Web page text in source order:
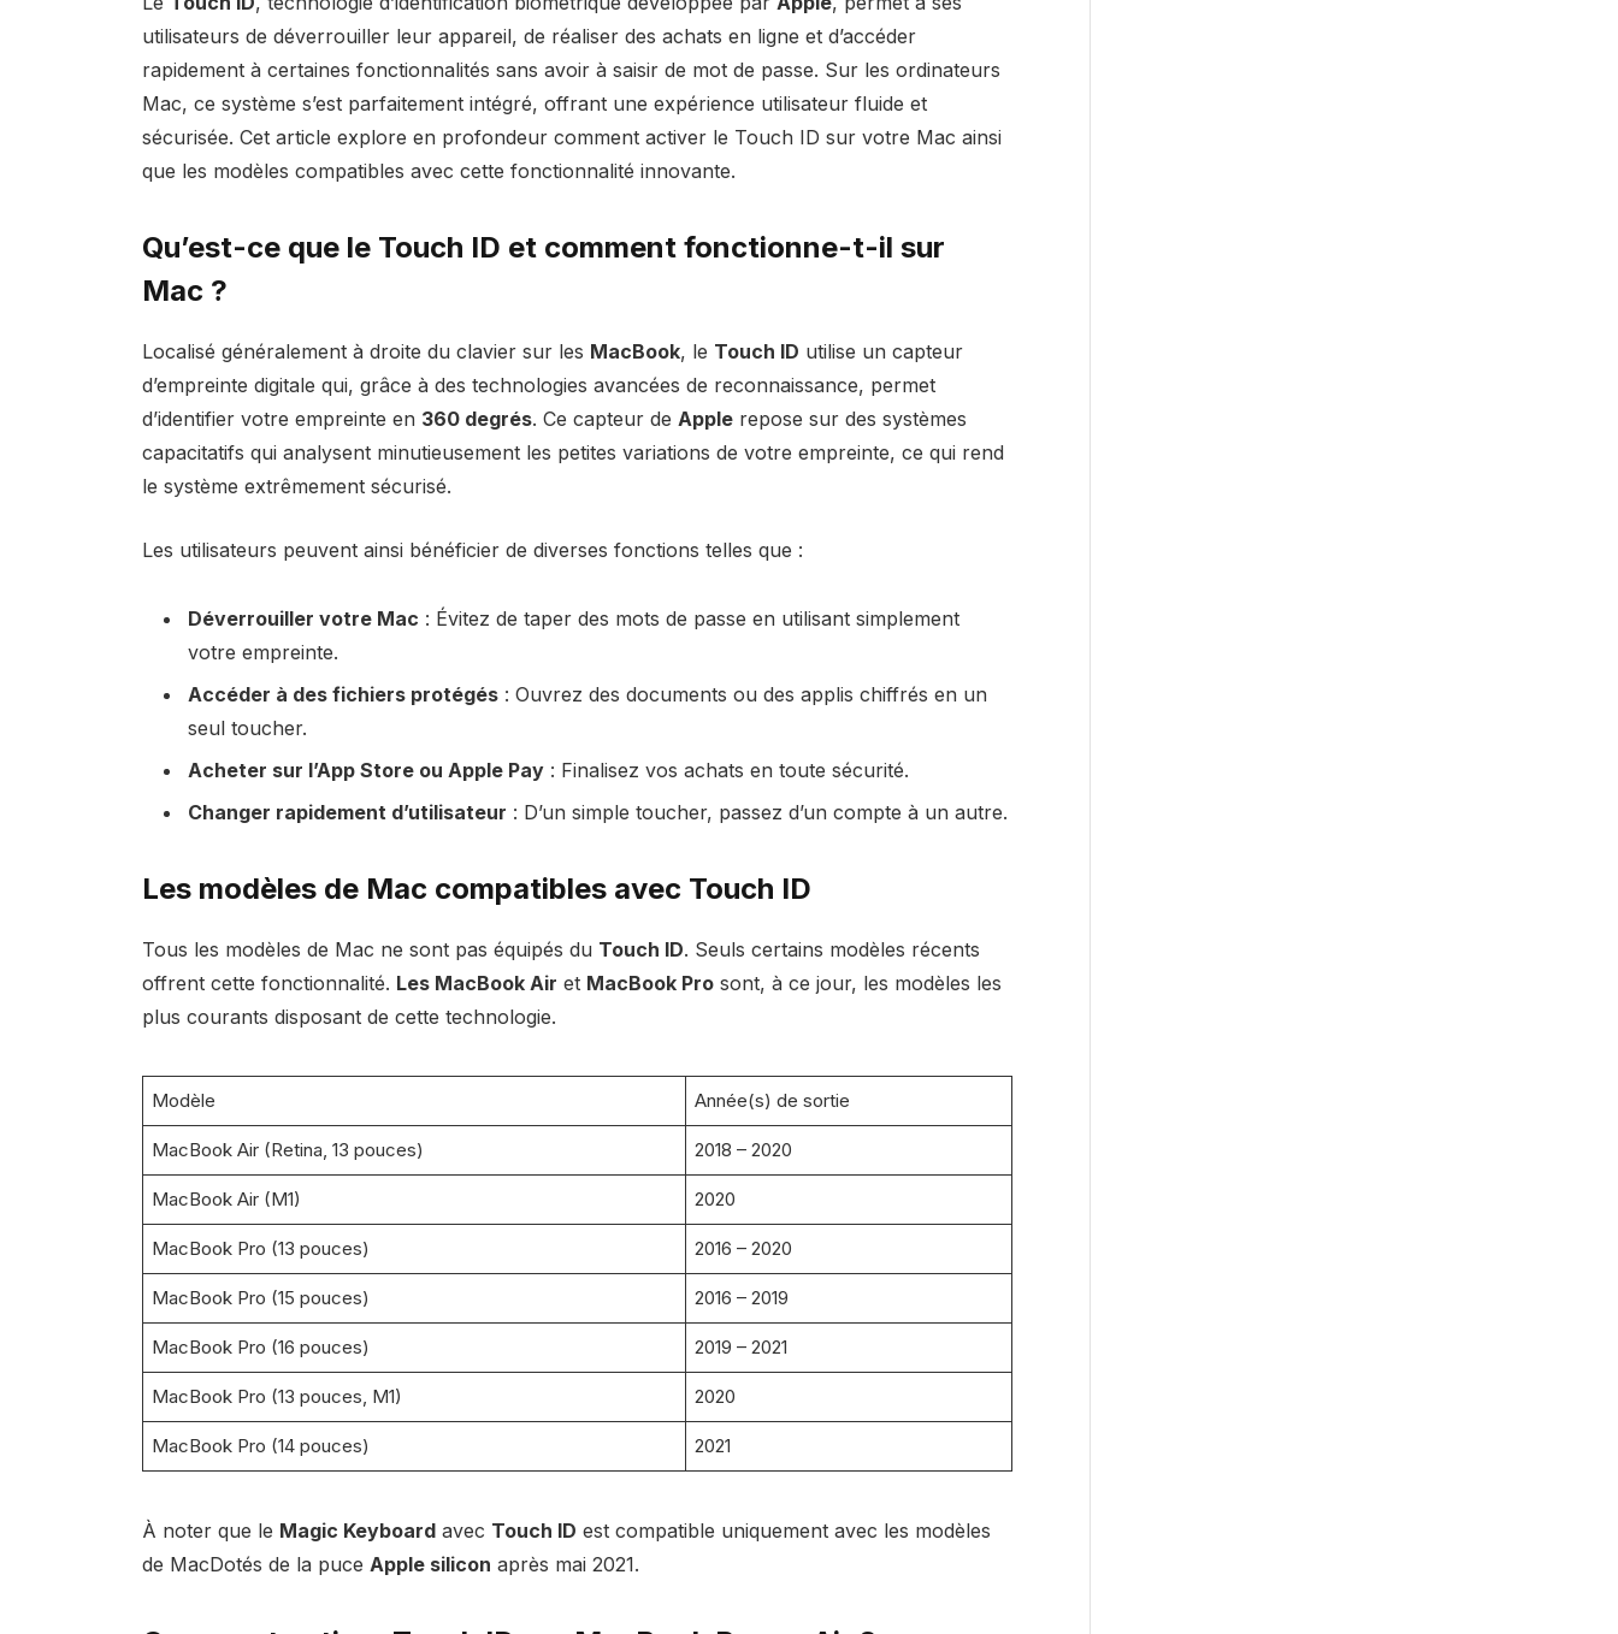
utilisateurs de déverrouiller leur appareil, de réaliser des achats en ligne et d’accéder
rapidement à certaines fonctionnalités sans avoir à saisir de mot de passe. Sur les ordinateurs
Mac, ce système s’est parfaitement intégré, offrant une expérience utilisateur fluide et
sécurisée. Cet article explore en profondeur comment activer le Touch ID sur votre Mac ainsi
que les modèles compatibles avec cette fonctionnalité innovante.
Qu’est-ce que le Touch ID et comment fonctionne-t-il sur
Mac ?
Localisé généralement à droite du clavier sur les MacBook, le Touch ID utilise un capteur
d’empreinte digitale qui, grâce à des technologies avancées de reconnaissance, permet
d’identifier votre empreinte en 360 degrés. Ce capteur de Applerepose sur des systèmes
capacitatifs qui analysent minutieusement les petites variations de votre empreinte, ce qui rend
le système extrêmement sécurisé.
Les utilisateurs peuvent ainsi bénéficier de diverses fonctions telles que :
Déverrouiller votre Mac : Évitez de taper des mots de passe en utilisant simplement
votre empreinte.
Accéder à des fichiers protégés: Ouvrez des documents ou des applis chiffrés en un
seul toucher.
Acheter sur l’App Store ou Apple Pay: Finalisez vos achats en toute sécurité.
Changer rapidement d’utilisateur : D’un simple toucher, passez d’un compte à un autre.
Les modèles de Mac compatibles avec Touch ID
Tous les modèles de Mac ne sont pas équipés du Touch ID. Seuls certains modèles récents
offrent cette fonctionnalité. Les MacBook Air et MacBook Prosont, à ce jour, les modèles les
plus courants disposant de cette technologie.
Modèle Année(s) de sortie
MacBook Air (Retina, 13 pouces) 2018 – 2020
MacBook Air (M1) 2020
MacBook Pro (13 pouces) 2016 – 2020
MacBook Pro (15 pouces) 2016 – 2019
MacBook Pro (16 pouces) 2019 – 2021
MacBook Pro (13 pouces, M1) 2020
MacBook Pro (14 pouces) 2021
À noter que le Magic Keyboardavec Touch ID est compatible uniquement avec les modèles
de MacDotés de la puce Apple silicon après mai 2021.